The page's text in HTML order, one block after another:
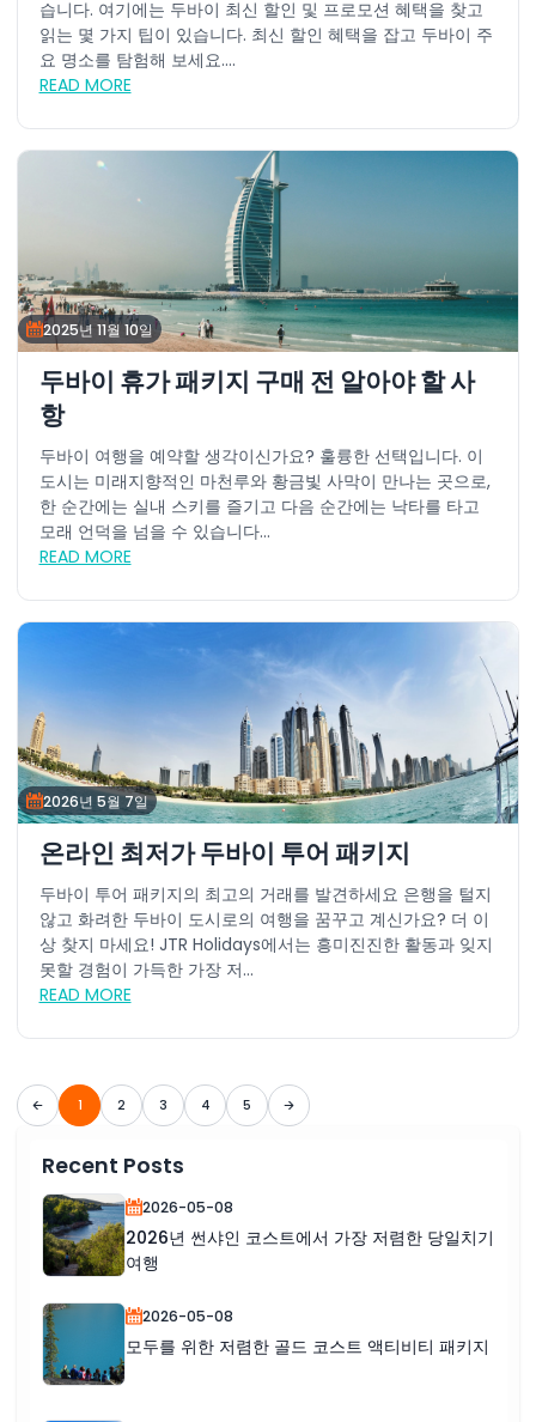
습니다. 여기에는 두바이 최신 할인 및 프로모션 혜택을 찾고
읽는 몇 가지 팁이 있습니다. 최신 할인 혜택을 잡고 두바이 주
요 명소를 탐험해 보세요....
READ MORE
2025년 11월 10일
두바이 휴가 패키지 구매 전 알아야 할 사
항
두바이 여행을 예약할 생각이신가요? 훌륭한 선택입니다. 이
도시는 미래지향적인 마천루와 황금빛 사막이 만나는 곳으로,
한 순간에는 실내 스키를 즐기고 다음 순간에는 낙타를 타고
모래 언덕을 넘을 수 있습니다...
READ MORE
2026년 5월 7일
온라인 최저가 두바이 투어 패키지
두바이 투어 패키지의 최고의 거래를 발견하세요 은행을 털지
않고 화려한 두바이 도시로의 여행을 꿈꾸고 계신가요? 더 이
상 찾지 마세요! JTR Holidays에서는 흥미진진한 활동과 잊지
못할 경험이 가득한 가장 저...
READ MORE
1 2 3 4 5
Recent Posts
2026-05-08
2026년 썬샤인 코스트에서 가장 저렴한 당일치기
여행
2026-05-08
모두를 위한 저렴한 골드 코스트 액티비티 패키지